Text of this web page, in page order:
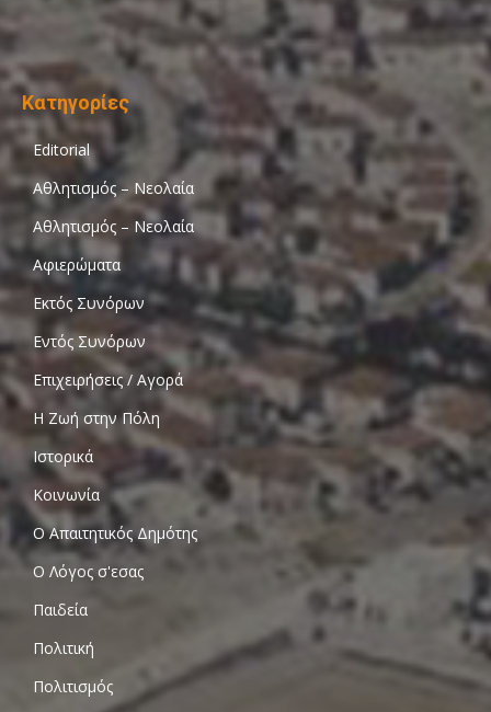
Κατηγορίες
Editorial
Αθλητισμός – Νεολαία
Αθλητισμός – Νεολαία
Αφιερώματα
Εκτός Συνόρων
Εντός Συνόρων
Επιχειρήσεις / Αγορά
Η Ζωή στην Πόλη
Ιστορικά
Κοινωνία
Ο Απαιτητικός Δημότης
Ο Λόγος σ'εσας
Παιδεία
Πολιτική
Πολιτισμός